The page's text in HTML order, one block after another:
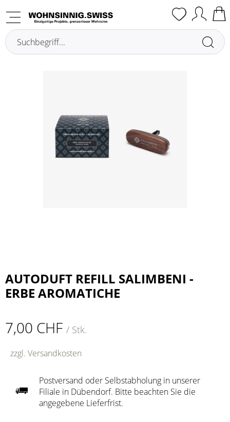
Übersicht
AUTODUFT REFILL SALIMBENI -
ERBE AROMATICHE
7,00 CHF / Stk.
zzgl. Versandkosten
Postversand oder Selbstabholung in unserer
Filiale in Dübendorf. Bitte beachten Sie die
angegebene Lieferfrist.